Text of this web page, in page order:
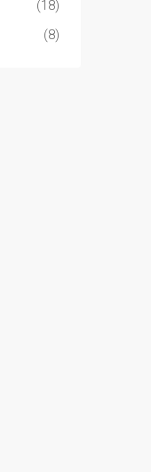
(18)
(8)